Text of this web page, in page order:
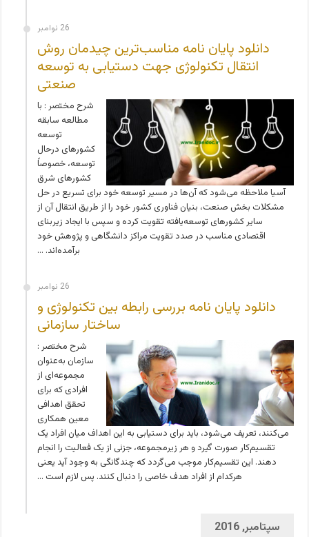
26 نوامبر
دانلود پایان نامه مناسب‌ترین چیدمان روش
انتقال تکنولوژی جهت دستیابی به توسعه
صنعتی
شرح مختصر : با
مطالعه سابقه
توسعه
کشورهای درحال
توسعه، خصوصاً
کشورهای شرق
آسیا ملاحظه می‌شود که آن‌ها در مسیر توسعه خود برای تسریع در حل
مشکلات بخش صنعت، بنیان فناوری کشور خود را از طریق انتقال آن از
سایر کشورهای توسعه‌یافته تقویت کرده و سپس با ایجاد زیربنای
اقتصادی مناسب در صدد تقویت مراکز دانشگاهی و پژوهش خود
برآمده‌اند. …
26 نوامبر
دانلود پایان نامه بررسی رابطه بین تکنولوژی و
ساختار سازمانی
شرح مختصر :
سازمان به‌عنوان
مجموعه‌ای از
افرادی که برای
تحقق اهدافی
معین همکاری
می‌کنند، تعریف می‌شود، باید برای دستیابی به این اهداف میان افراد یک
تقسیم‌کار صورت گیرد و هر زیرمجموعه، جزئی از یک فعالیت را انجام
دهند. این تقسیم‌کار موجب می‌گردد که چندگانگی به وجود آید یعنی
هرکدام از افراد هدف خاصی را دنبال کنند. پس لازم است …
سپتامبر, 2016